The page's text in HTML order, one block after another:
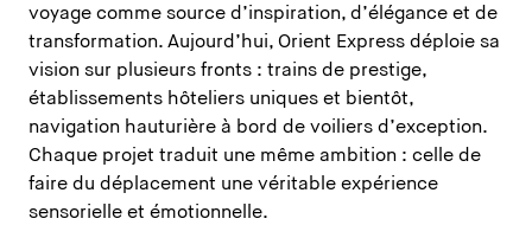
voyage comme source d’inspiration, d’élégance et de
transformation. Aujourd’hui, Orient Express déploie sa
vision sur plusieurs fronts : trains de prestige,
établissements hôteliers uniques et bientôt,
navigation hauturière à bord de voiliers d’exception.
Chaque projet traduit une même ambition : celle de
faire du déplacement une véritable expérience
sensorielle et émotionnelle.